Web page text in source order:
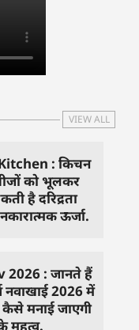
VIEW ALL
: किचन
को भूलकर
है दरिद्रता
ऊर्जा.
2026 : जानते हैं
नवाखाई 2026 में
मनाई जाएगी
महत्व.